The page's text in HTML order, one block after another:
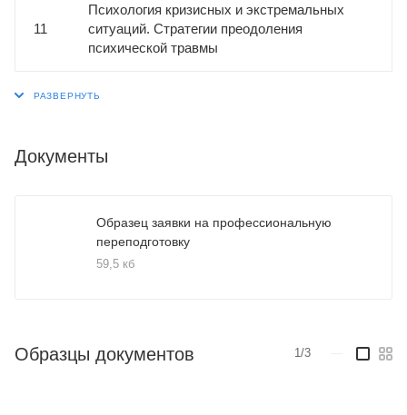
11
Психология кризисных и экстремальных
ситуаций. Стратегии преодоления
психической травмы
Документы
Образец заявки на профессиональную
переподготовку
59,5 кб
Образцы документов 1/3